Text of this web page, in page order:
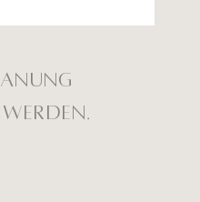
werden.